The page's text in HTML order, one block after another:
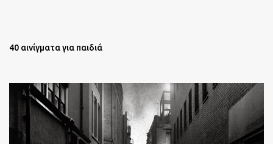
40 αινίγματα για παιδιά